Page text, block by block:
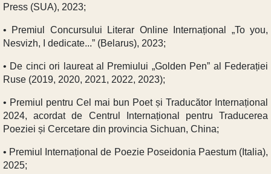
Press (SUA), 2023;
• Premiul Concursului Literar Online Internațional „To you,
Nesvizh, I dedicate...” (Belarus), 2023;
• De cinci ori laureat al Premiului „Golden Pen” al Federației
Ruse (2019, 2020, 2021, 2022, 2023);
• Premiul pentru Cel mai bun Poet și Traducător Internațional
2024, acordat de Centrul Internațional pentru Traducerea
Poeziei și Cercetare din provincia Sichuan, China;
• Premiul Internațional de Poezie Poseidonia Paestum (Italia),
2025;